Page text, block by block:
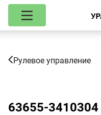
Рулевое управление
63655-3410304